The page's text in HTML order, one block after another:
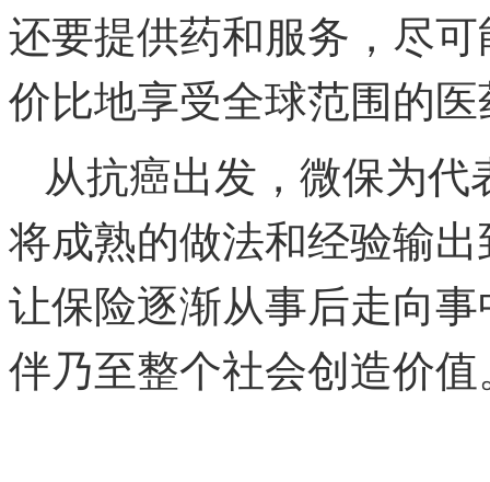
还要提供药和服务，尽
价比地享受全球范围的
从抗癌出发，微保为
将成熟的做法和经验输
让保险逐渐从事后走向
伴乃至整个社会创造价